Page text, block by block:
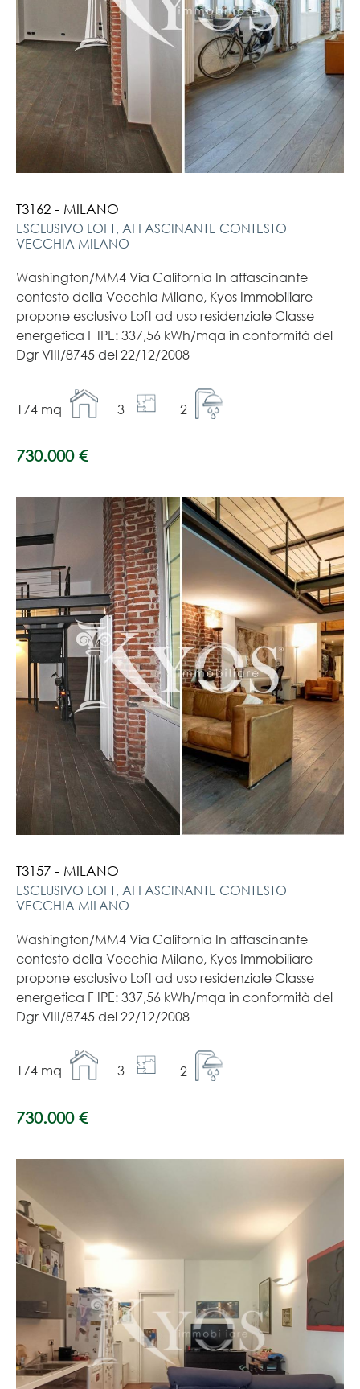
T3162 - MILANO
ESCLUSIVO LOFT, AFFASCINANTE CONTESTO
VECCHIA MILANO
Washington/MM4 Via California In affascinante
contesto della Vecchia Milano, Kyos Immobiliare
propone esclusivo Loft ad uso residenziale Classe
energetica F IPE: 337,56 kWh/mqa in conformità del
Dgr VIII/8745 del 22/12/2008
174 mq 3 2
730.000 €
T3157 - MILANO
ESCLUSIVO LOFT, AFFASCINANTE CONTESTO
VECCHIA MILANO
Washington/MM4 Via California In affascinante
contesto della Vecchia Milano, Kyos Immobiliare
propone esclusivo Loft ad uso residenziale Classe
energetica F IPE: 337,56 kWh/mqa in conformità del
Dgr VIII/8745 del 22/12/2008
174 mq 3 2
730.000 €